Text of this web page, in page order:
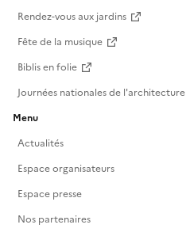
Rendez-vous aux jardins
Fête de la musique
Biblis en folie
Journées nationales de l'architecture
Menu
Actualités
Espace organisateurs
Espace presse
Nos partenaires